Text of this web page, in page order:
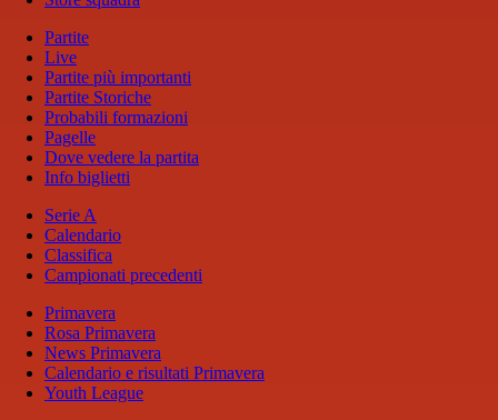
Partite
Live
Partite più importanti
Partite Storiche
Probabili formazioni
Pagelle
Dove vedere la partita
Info biglietti
Serie A
Calendario
Classifica
Campionati precedenti
Primavera
Rosa Primavera
News Primavera
Calendario e risultati Primavera
Youth League